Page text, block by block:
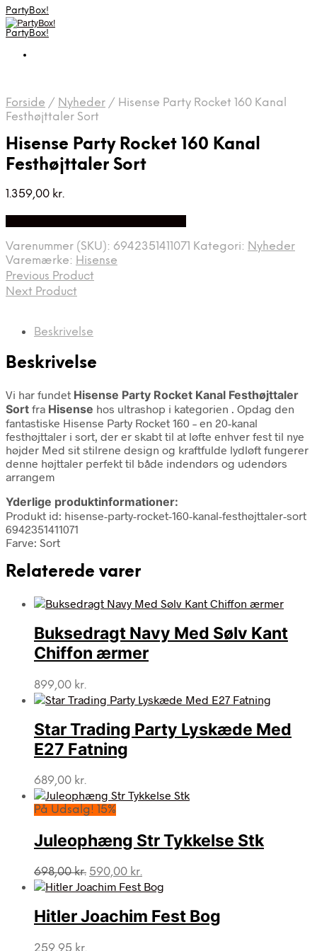
PartyBox!
PartyBox!
Forside / Nyheder / Hisense Party Rocket 160 Kanal
Festhøjttaler Sort
Hisense Party Rocket 160 Kanal
Festhøjttaler Sort
1.359,00 kr.
Varenummer (SKU): 6942351411071 Kategori: Nyheder
Varemærke: Hisense
Previous Product
Next Product
Beskrivelse
Beskrivelse
Vi har fundet Hisense Party Rocket Kanal Festhøjttaler
Sort fra Hisense hos ultrashop i kategorien . Opdag den
fantastiske Hisense Party Rocket 160 – en 20-kanal
festhøjttaler i sort, der er skabt til at løfte enhver fest til nye
højder Med sit stilrene design og kraftfulde lydløft fungerer
denne højttaler perfekt til både indendørs og udendørs
arrangem
Yderlige produktinformationer:
Produkt id: hisense-party-rocket-160-kanal-festhøjttaler-sort
6942351411071
Farve: Sort
Relaterede varer
Buksedragt Navy Med Sølv Kant
Chiffon ærmer
899,00 kr.
Star Trading Party Lyskæde Med
E27 Fatning
689,00 kr.
På Udsalg! 15%
Juleophæng Str Tykkelse Stk
698,00kr. Den
oprindelige
var:
698,00 kr..
590,00 kr.
aktuelle
er:
590,00 kr..
Hitler Joachim Fest Bog
259,95 kr.